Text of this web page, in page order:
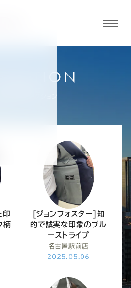
ー
ー
ダ
ー
ス
印
柄
[ジョンフォスター]知
的で誠実な印象のブル
ーストライプ
名古屋駅前店
2025.05.06